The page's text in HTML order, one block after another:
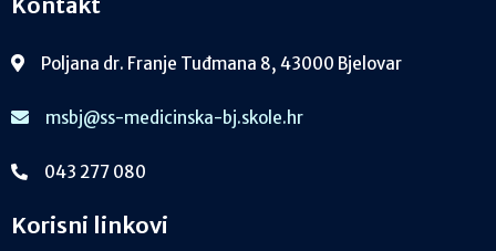
Poljana dr. Franje Tuđmana 8, 43000 Bjelovar
msbj@ss-medicinska-bj.skole.hr
043 277 080
Korisni linkovi